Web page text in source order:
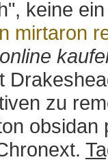
keine
mirtaron
zu